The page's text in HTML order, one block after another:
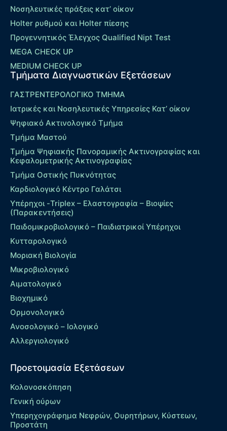
Νοσηλευτικές πράξεις κατ’ οίκον
Holter ρυθμού και Holter πίεσης
Προγεννητικός Έλεγχος Qualified Nipt Test
MEGA CHECK UP
MEDIUM CHECK UP
Τμήματα Διαγνωστικών Εξετάσεων
ΓΑΣΤΡΕΝΤΕΡΟΛΟΓΙΚΟ ΤΜΗΜΑ
Ιατρικές και Νοσηλευτικές Υπηρεσίες Κατ’ οίκον
Ψηφιακό Ακτινολογικό Τμήμα
Τμήμα Μαστού
Τμήμα Ψηφιακής Πανοραμικής Ακτινογραφίας και
Κεφαλομετρικής Ακτινογραφίας
Τμήμα Οστικής Πυκνότητας
Καρδιολογικό Κέντρο Γαλάτσι
Υπέρηχοι -Triplex – Eλαστογραφία – Βιοψίες
(Παρακεντήσεις)
Παιδομικροβιολογικό – Παιδιατρικοί Υπέρηχοι
Κυτταρολογικό
Μοριακή Βιολογία
Μικροβιολογικό
Αιματολογικό
Βιοχημικό
Ορμονολογικό
Ανοσολογικό – Ιολογικό
Αλλεργιολογικό
Προετοιμασία Εξετάσεων
Κολονοσκόπηση
Γενική ούρων
Υπερηχογράφημα Νεφρών, Ουρητήρων, Κύστεων,
Προστάτη